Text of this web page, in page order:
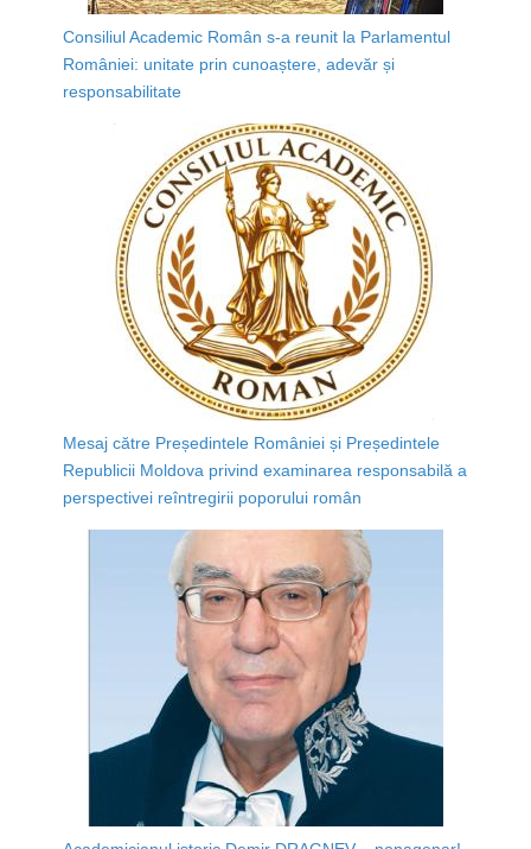
Consiliul Academic Român s-a reunit la Parlamentul
României: unitate prin cunoaștere, adevăr și
responsabilitate
Mesaj către Președintele României și Președintele
Republicii Moldova privind examinarea responsabilă a
perspectivei reîntregirii poporului român